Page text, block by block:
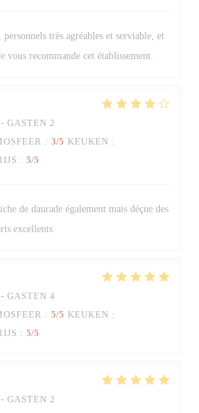
très agréables et serviable, et
vous recommande cet établissement.
GASTEN 2
: 3/5 KEUKEN :
: 5/5
de daurade également mais déçue des
excellents
GASTEN 4
: 5/5 KEUKEN :
: 5/5
GASTEN 2